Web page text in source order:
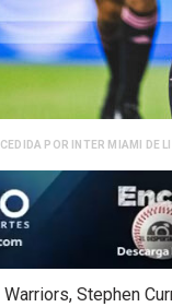
POR INTER MIAMI DE
Stephen